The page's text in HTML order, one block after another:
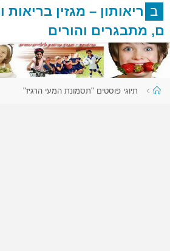
דלגו
לתוכן
ב ריאותון – מגזין בריאות ו
ם, מתבגרים והורים
עמוד תיוגי פוסטים "תסמונת המעי הרגיז"